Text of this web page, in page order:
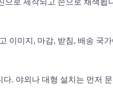
로 제작되고 손으로 채색
이미지, 마감, 받침, 배송 국
. 야외나 대형 설치는 먼저